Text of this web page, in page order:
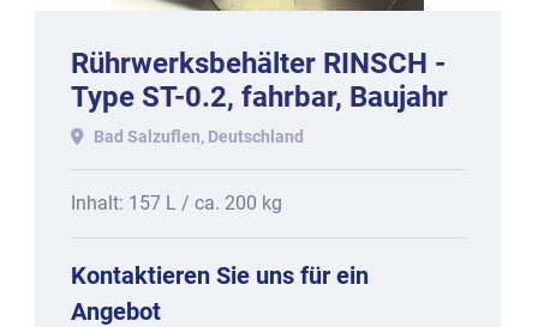
Rührwerksbehälter RINSCH -
Type ST-0.2, fahrbar, Baujahr
2014
Bad Salzuflen, Deutschland
Inhalt: 157 L / ca. 200 kg
Kontaktieren Sie uns für ein
Angebot